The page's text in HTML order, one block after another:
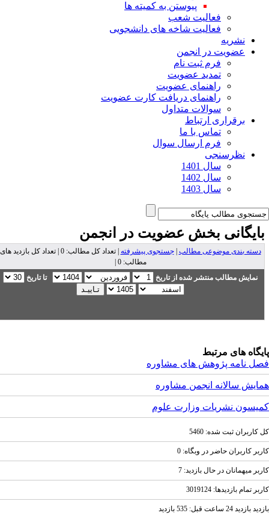
پیوستن به کمیته ها
فعالیت شعب
فعالیت شاخه های دانشجویی
نشریه
عضویت در انجمن
فرم ثبت نام
تمدید عضویت
راهنمای عضویت
راهنمای دریافت کارت عضویت
سوالات متداول
برقراری ارتباط
تماس با ما
فرم ارسال سوال
نظرسنجی
سال 1401
سال 1402
سال 1403
بخش عضویت در انجمن
دسته بندی موضوعی مطالب|جستجوی پیشرفته
| تعداد کل مطالب: 0 | تعداد کل بازدید های
مطالب: 0 |
نمایش مطالب منتشر شده از تاریخ
تا تاریخ
های مرتبط
نامه پژوهش های مشاوره
سالانه انجمن مشاوره
نشریات وزارت علوم
ثبت شده: 5460
کاربران حاضر در وبگاه: 0
ميهمانان در حال بازديد: 7
تمام بازديد‌ها: 3019124
24 ساعت قبل: 535 بازدید